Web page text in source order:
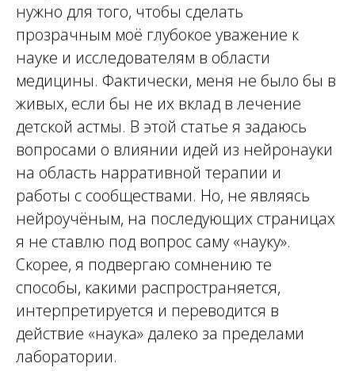
нужно для того, чтобы сделать
прозрачным моё глубокое уважение к
науке и исследователям в области
медицины. Фактически, меня не было бы в
живых, если бы не их вклад в лечение
детской астмы. В этой статье я задаюсь
вопросами о влиянии идей из нейронауки
на область нарративной терапии и
работы с сообществами. Но, не являясь
нейроучёным, на последующих страницах
я не ставлю под вопрос саму «науку».
Скорее, я подвергаю сомнению те
способы, какими распространяется,
интерпретируется и переводится в
действие «наука» далеко за пределами
лаборатории.